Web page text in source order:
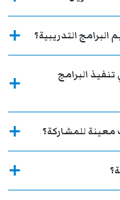
التدريبية؟
البرامج
للمشاركة؟